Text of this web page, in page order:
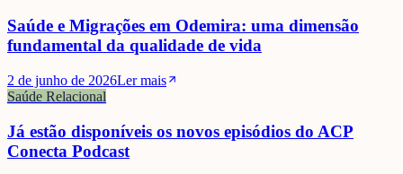
Saúde e Migrações em Odemira: uma dimensão
fundamental da qualidade de vida
2 de junho de 2026Ler mais
Saúde Relacional
Já estão disponíveis os novos episódios do ACP
Conecta Podcast